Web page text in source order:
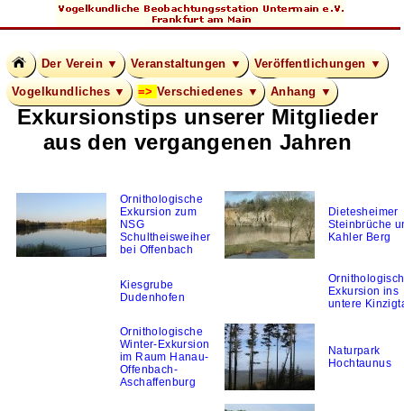
Der Verein ▼ Veranstaltungen ▼ Veröffentlichungen ▼
Vogelkundliches ▼ Verschiedenes ▼ Anhang ▼
Exkursionstips unserer Mitglieder
aus den vergangenen Jahren
Ornithologische
Exkursion zum
NSG
Schultheisweiher
bei Offenbach
Dietesheimer
Steinbrüche
Kahler Berg
Kiesgrube
Dudenhofen
Exkursion ins
untere
Ornithologische
Winter-Exkursion
im Raum Hanau-
Offenbach-
Aschaffenburg
Naturpark
Hochtaunus